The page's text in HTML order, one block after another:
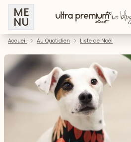
ME
NU
Accueil Au Quotidien Liste de Noël